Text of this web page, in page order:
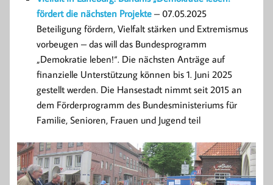
fördert die nächsten Projekte – 07.05.2025
Beteiligung fördern, Vielfalt stärken und Extremismus
vorbeugen – das will das Bundesprogramm
„Demokratie leben!“. Die nächsten Anträge auf
finanzielle Unterstützung können bis 1. Juni 2025
gestellt werden. Die Hansestadt nimmt seit 2015 an
dem Förderprogramm des Bundesministeriums für
Familie, Senioren, Frauen und Jugend teil